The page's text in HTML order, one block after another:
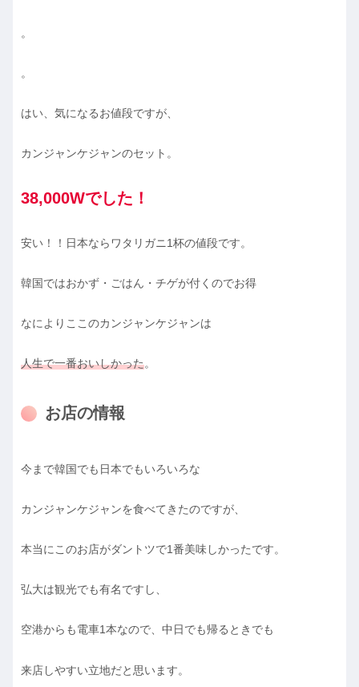
。
。
はい、気になるお値段ですが、
カンジャンケジャンのセット。
38,000Wでした！
安い！！日本ならワタリガニ1杯の値段です。
韓国ではおかず・ごはん・チゲが付くのでお得
なによりここのカンジャンケジャンは
人生で一番おいしかった。
お店の情報
今まで韓国でも日本でもいろいろな
カンジャンケジャンを食べてきたのですが、
本当にこのお店がダントツで1番美味しかったです。
弘大は観光でも有名ですし、
空港からも電車1本なので、中日でも帰るときでも
来店しやすい立地だと思います。